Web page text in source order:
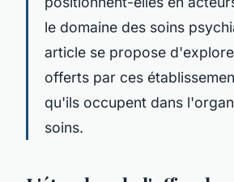
le domaine des soins
article se propose
offerts par ces
qu'ils occupent dans
soins.